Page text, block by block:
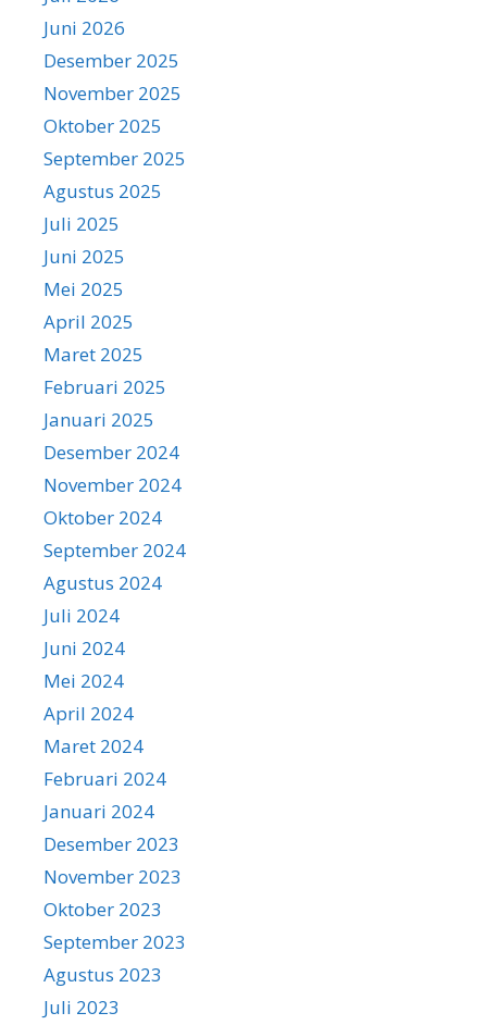
Juni 2026
Desember 2025
November 2025
Oktober 2025
September 2025
Agustus 2025
Juli 2025
Juni 2025
Mei 2025
April 2025
Maret 2025
Februari 2025
Januari 2025
Desember 2024
November 2024
Oktober 2024
September 2024
Agustus 2024
Juli 2024
Juni 2024
Mei 2024
April 2024
Maret 2024
Februari 2024
Januari 2024
Desember 2023
November 2023
Oktober 2023
September 2023
Agustus 2023
Juli 2023